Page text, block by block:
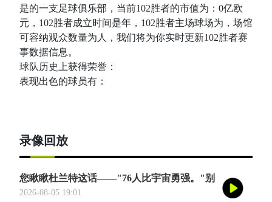
是的一支足球俱乐部，当前102胜者的市值为：0亿欧
元，102胜者成立时间是年，102胜者主场球场为，场馆
可容纳观众数量为人，我们将为你实时更新102胜者赛
事数据信息。
球队历史上获得荣誉：
表现出色的球员有：
录像回放
您瞅瞅杜兰特这话——"76人比宇宙勇强。"别
觉得他是谦虚或者脑子进水了，我给您掰开了
2026-08-05 19:01